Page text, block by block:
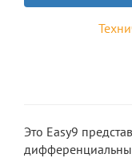
Это Easy9